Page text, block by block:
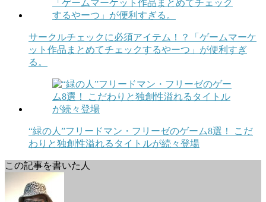
サークルチェックに必須アイテム！？「ゲームマーケ
ット作品まとめてチェックするやーつ」が便利すぎ
る。
“緑の人”フリードマン・フリーゼのゲーム8選！ こだ
わりと独創性溢れるタイトルが続々登場
この記事を書いた人